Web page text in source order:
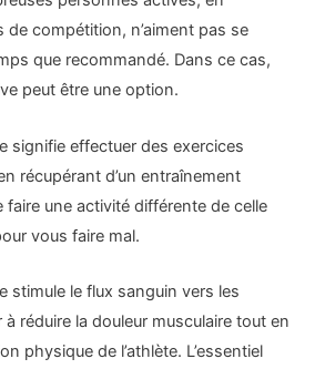
de compétition, n’aiment pas se
que recommandé. Dans ce cas,
peut être une option.
signifie effectuer des exercices
récupérant d’un entraînement
faire une activité différente de celle
vous faire mal.
stimule le flux sanguin vers les
réduire la douleur musculaire tout en
physique de l’athlète. L’essentiel